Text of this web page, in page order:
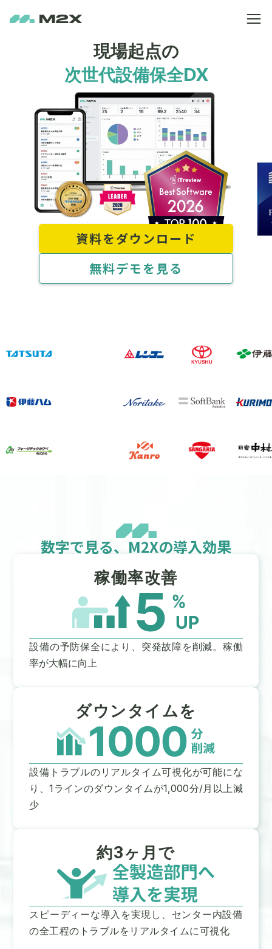
現場起点の
次世代設備保全DX
資料をダウンロード
無料デモを見る
数字で見る、M2Xの導入効果
稼働率改善
設備の予防保全により、突発故障を削減。稼働
率が大幅に向上
ダウンタイムを
設備トラブルのリアルタイム可視化が可能にな
り、1ラインのダウンタイムが1,000分/月以上減
少
約3ヶ月で
スピーディーな導入を実現し、センター内設備
の全工程のトラブルをリアルタイムに可視化